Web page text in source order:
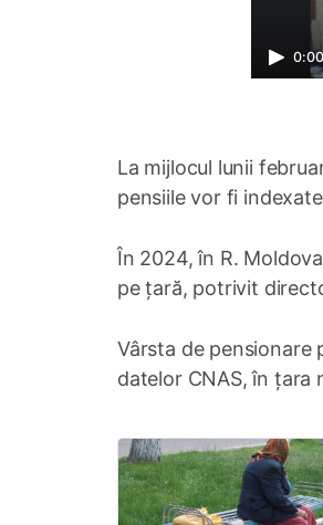
0:00
La mijlocul lunii
pensiile vor fi
În 2024, în R.
pe țară, potrivit
Vârsta de pensionare
datelor CNAS, în țara